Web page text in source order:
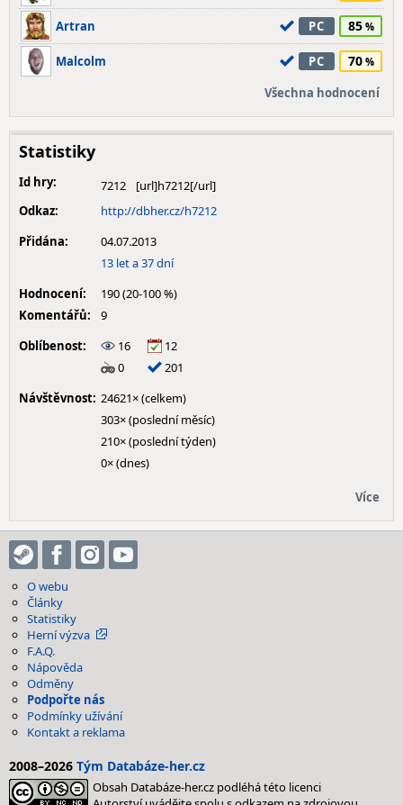
Artran PC 85
Malcolm PC 70
Všechna hodnocení
Statistiky
Id hry:
7212
Odkaz:
http://dbher.cz/h7212
Přidána:
04.07.2013
13 let a 37 dní
Hodnocení:
190 (20-100 %)
Komentářů:
9
Oblíbenost:
16
12
0
201
Návštěvnost: 24621× (celkem)
303× (poslední měsíc)
210× (poslední týden)
0× (dnes)
Více
O webu
Články
Statistiky
Herní výzva
F.A.Q.
Nápověda
Odměny
Podpořte nás
Podmínky užívání
Kontakt a reklama
2008–2026 Tým Databáze-her.cz
Obsah Databáze-her.cz podléhá této licenci